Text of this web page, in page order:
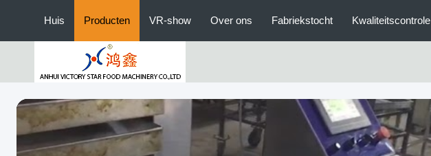
Huis Producten VR-show Over ons Fabriekstocht Kwaliteitscontrole